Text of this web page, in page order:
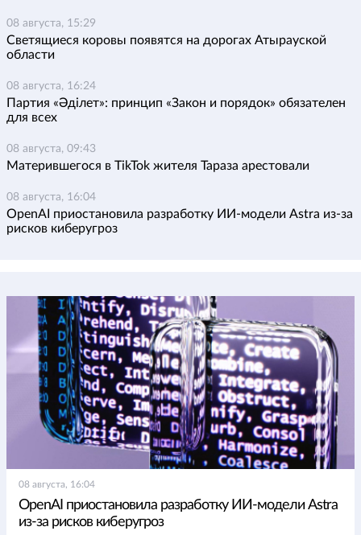
08 августа, 15:29
Светящиеся коровы появятся на дорогах Атырауской
области
08 августа, 16:24
Партия «Әділет»: принцип «Закон и порядок» обязателен
для всех
08 августа, 09:43
Матерившегося в TikTok жителя Тараза арестовали
08 августа, 16:04
OpenAI приостановила разработку ИИ-модели Astra из-за
рисков киберугроз
08 августа, 16:04
OpenAI приостановила разработку ИИ-модели Astra
из-за рисков киберугроз